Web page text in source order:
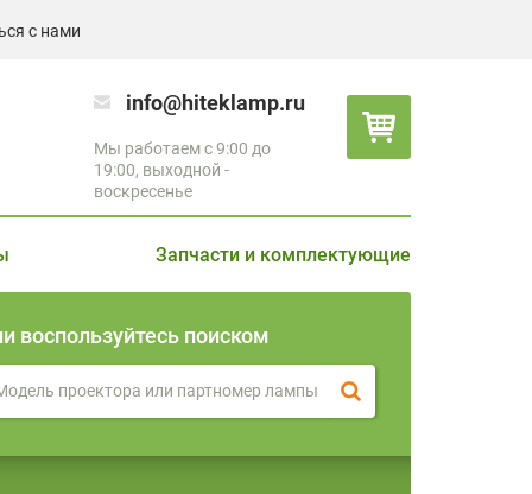
с нами
info@hiteklamp.ru
Мы работаем с 9:00 до
19:00, выходной -
воскресенье
Запчасти и комплектующие
воспользуйтесь поиском